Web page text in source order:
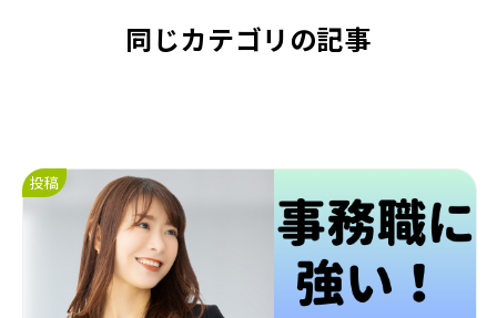
同じカテゴリの記事
投稿